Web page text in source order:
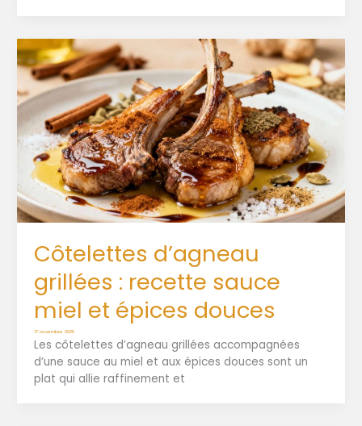
Côtelettes d’agneau
grillées : recette sauce
miel et épices douces
17 novembre 2025
Les côtelettes d’agneau grillées accompagnées
d’une sauce au miel et aux épices douces sont un
plat qui allie raffinement et